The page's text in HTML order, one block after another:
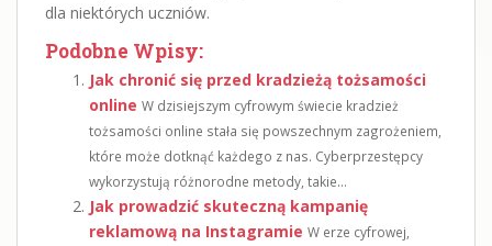
dla niektórych uczniów.
Podobne Wpisy:
Jak chronić się przed kradzieżą tożsamości
online W dzisiejszym cyfrowym świecie kradzież
tożsamości online stała się powszechnym zagrożeniem,
które może dotknąć każdego z nas. Cyberprzestępcy
wykorzystują różnorodne metody, takie...
Jak prowadzić skuteczną kampanię
reklamową na Instagramie W erze cyfrowej,